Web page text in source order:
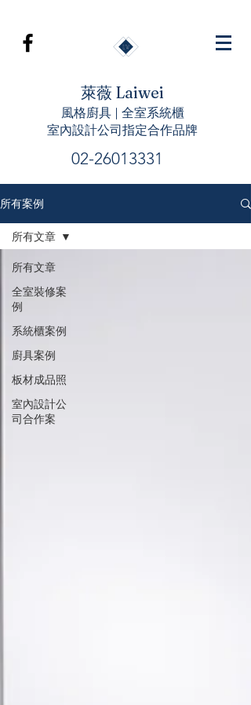
萊薇 Laiwei
風格廚具 | 全室系統櫃
室內設計公司指定合作品牌
02-26013331
所有案例
所有文章
全室裝修案
例
系統櫃案例
廚具案例
板材成品照
室內設計公
司合作案
所有文章